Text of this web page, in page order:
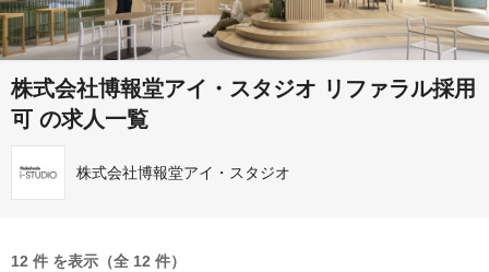
株式会社博報堂アイ・スタジオ リファラル採用
可 の求人一覧
株式会社博報堂アイ・スタジオ
12 件 を表示（全 12 件）